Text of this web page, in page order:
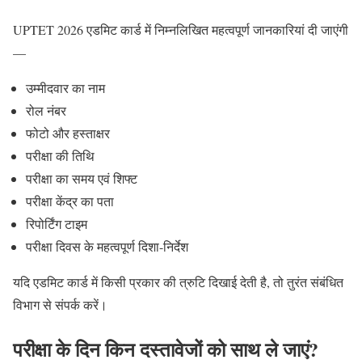
UPTET 2026 एडमिट कार्ड में निम्नलिखित महत्वपूर्ण जानकारियां दी जाएंगी
—
उम्मीदवार का नाम
रोल नंबर
फोटो और हस्ताक्षर
परीक्षा की तिथि
परीक्षा का समय एवं शिफ्ट
परीक्षा केंद्र का पता
रिपोर्टिंग टाइम
परीक्षा दिवस के महत्वपूर्ण दिशा-निर्देश
यदि एडमिट कार्ड में किसी प्रकार की त्रुटि दिखाई देती है, तो तुरंत संबंधित
विभाग से संपर्क करें।
परीक्षा के दिन किन दस्तावेजों को साथ ले जाएं?